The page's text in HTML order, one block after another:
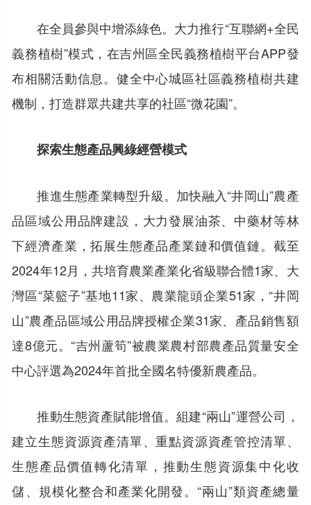
在全員參與中增添綠色。大力推行“互聯網+全民
義務植樹”模式，在吉州區全民義務植樹平台APP發
布相關活動信息。健全中心城區社區義務植樹共建
機制，打造群眾共建共享的社區“微花園”。
探索生態產品興綠經營模式
推進生態產業轉型升級。加快融入“井岡山”農產
品區域公用品牌建設，大力發展油茶、中藥材等林
下經濟產業，拓展生態產品產業鏈和價值鏈。截至
2024年12月，共培育農業產業化省級聯合體1家、大
灣區“菜籃子”基地11家、農業龍頭企業51家，“井岡
山”農產品區域公用品牌授權企業31家、產品銷售額
達8億元。“吉州蘆筍”被農業農村部農產品質量安全
中心評選為2024年首批全國名特優新農產品。
推動生態資產賦能增值。組建“兩山”運營公司，
建立生態資源資產清單、重點資源資產管控清單、
生態產品價值轉化清單，推動生態資源集中化收
儲、規模化整合和產業化開發。“兩山”類資產總量